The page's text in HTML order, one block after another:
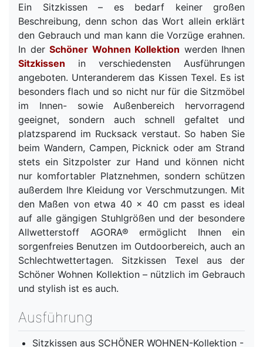
Ein Sitzkissen – es bedarf keiner großen
Beschreibung, denn schon das Wort allein erklärt
den Gebrauch und man kann die Vorzüge erahnen.
In der Schöner Wohnen Kollektion werden Ihnen
Sitzkissen in verschiedensten Ausführungen
angeboten. Unteranderem das Kissen Texel. Es ist
besonders flach und so nicht nur für die Sitzmöbel
im Innen- sowie Außenbereich hervorragend
geeignet, sondern auch schnell gefaltet und
platzsparend im Rucksack verstaut. So haben Sie
beim Wandern, Campen, Picknick oder am Strand
stets ein Sitzpolster zur Hand und können nicht
nur komfortabler Platznehmen, sondern schützen
außerdem Ihre Kleidung vor Verschmutzungen. Mit
den Maßen von etwa 40 x 40 cm passt es ideal
auf alle gängigen Stuhlgrößen und der besondere
Allwetterstoff AGORA® ermöglicht Ihnen ein
sorgenfreies Benutzen im Outdoorbereich, auch an
Schlechtwettertagen. Sitzkissen Texel aus der
Schöner Wohnen Kollektion – nützlich im Gebrauch
und stylish ist es auch.
Ausführung
Sitzkissen aus SCHÖNER WOHNEN-Kollektion -